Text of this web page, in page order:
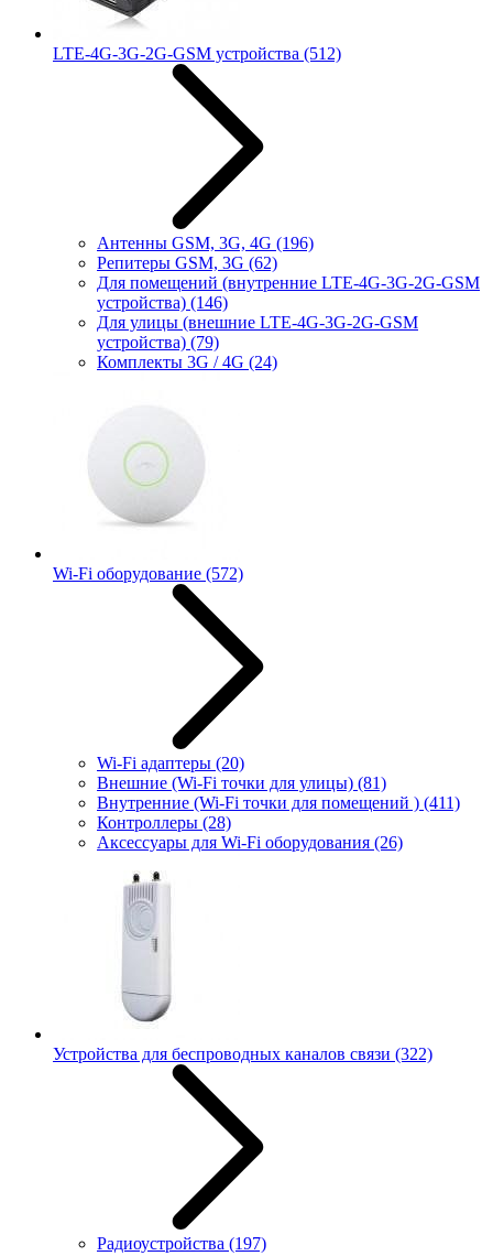
LTE-4G-3G-2G-GSM устройства (512)
Антенны GSM, 3G, 4G (196)
Репитеры GSM, 3G (62)
Для помещений (внутренние LTE-4G-3G-2G-GSM
устройства) (146)
Для улицы (внешние LTE-4G-3G-2G-GSM
устройства) (79)
Комплекты 3G / 4G (24)
Wi-Fi оборудование (572)
Wi-Fi адаптеры (20)
Внешние (Wi-Fi точки для улицы) (81)
Внутренние (Wi-Fi точки для помещений ) (411)
Контроллеры (28)
Аксессуары для Wi-Fi оборудования (26)
Устройства для беспроводных каналов связи (322)
Радиоустройства (197)